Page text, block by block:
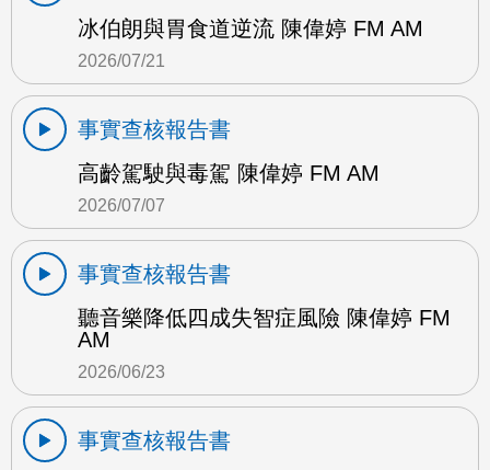
冰伯朗與胃食道逆流 陳偉婷 FM AM
2026/07/21
事實查核報告書
高齡駕駛與毒駕 陳偉婷 FM AM
2026/07/07
事實查核報告書
聽音樂降低四成失智症風險 陳偉婷 FM
AM
2026/06/23
事實查核報告書